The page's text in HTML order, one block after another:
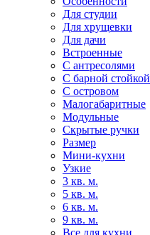
Для студии
Для хрущевки
Для дачи
Встроенные
С антресолями
С барной стойкой
С островом
Малогабаритные
Модульные
Скрытые ручки
Размер
Мини-кухни
Узкие
3 кв. м.
5 кв. м.
6 кв. м.
9 кв. м.
Все для кухни